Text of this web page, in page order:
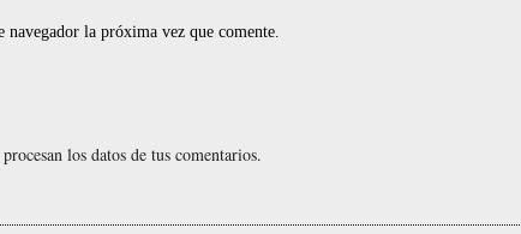
la próxima vez que comente.
los datos de tus comentarios.